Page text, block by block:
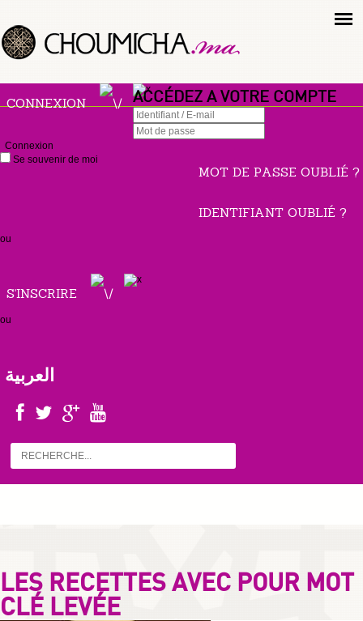
CONNEXION ACCÉDEZ A VOTRE COMPTE
Connexion
Se souvenir de moi
MOT DE PASSE OUBLIÉ ?
IDENTIFIANT OUBLIÉ ?
ou
S'INSCRIRE
ou
العربية
LES RECETTES AVEC POUR MOT
CLÉ LEVÉE